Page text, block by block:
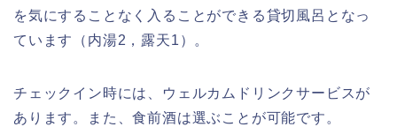
を気にすることなく入ることができる貸切風呂となっ
ています（内湯2，露天1）。
チェックイン時には、ウェルカムドリンクサービスが
あります。また、食前酒は選ぶことが可能です。